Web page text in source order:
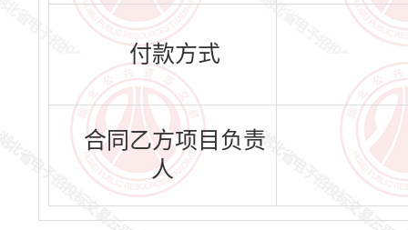
付款方式
合同乙方项目负责
人